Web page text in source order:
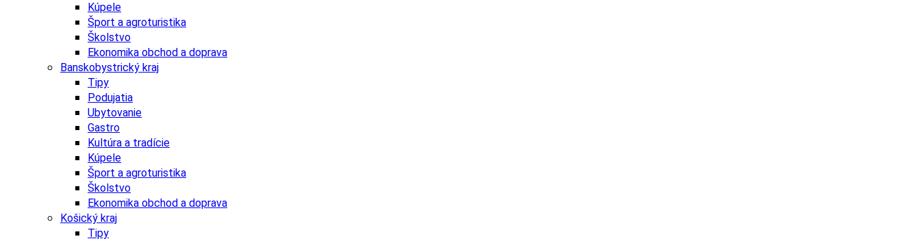
Kúpele
Šport a agroturistika
Školstvo
Ekonomika obchod a doprava
Banskobystrický kraj
Tipy
Podujatia
Ubytovanie
Gastro
Kultúra a tradície
Kúpele
Šport a agroturistika
Školstvo
Ekonomika obchod a doprava
Košický kraj
Tipy